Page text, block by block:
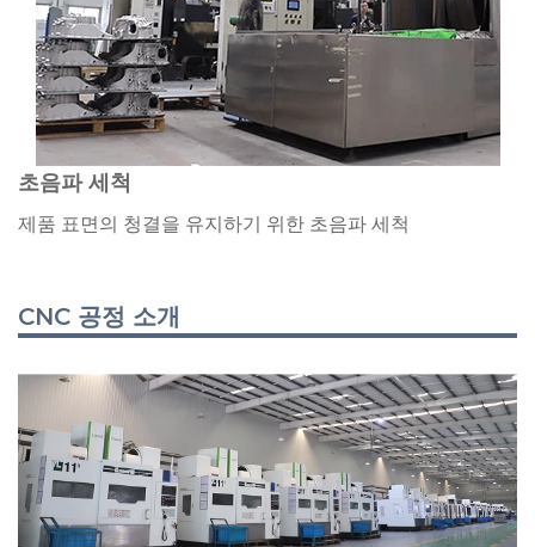
초음파 세척
제품 표면의 청결을 유지하기 위한 초음파 세척
CNC 공정 소개